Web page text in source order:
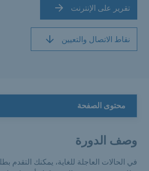
تقرير على الإنترنت
نقاط الاتصال والتعيين
محتوى الصفحة
وصف الدورة
في الحالات العاجلة للغاية، يمكنك